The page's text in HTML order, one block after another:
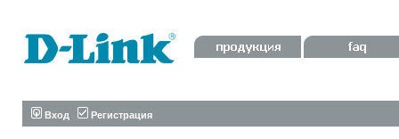
Вход Регистрация